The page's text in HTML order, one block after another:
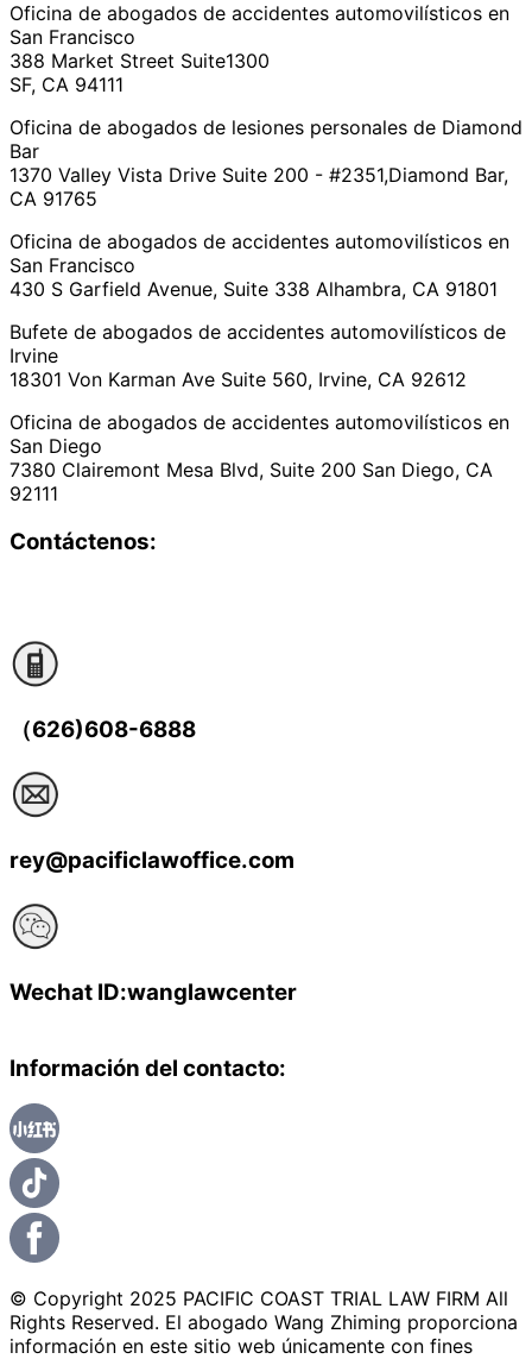
Oficina de abogados de accidentes automovilísticos en
San Francisco
388 Market Street Suite1300
SF, CA 94111
Oficina de abogados de lesiones personales de Diamond
Bar
1370 Valley Vista Drive Suite 200 - #2351,Diamond Bar,
CA 91765
Oficina de abogados de accidentes automovilísticos en
San Francisco
430 S Garfield Avenue, Suite 338 Alhambra, CA 91801
Bufete de abogados de accidentes automovilísticos de
Irvine
18301 Von Karman Ave Suite 560, Irvine, CA 92612
Oficina de abogados de accidentes automovilísticos en
San Diego
7380 Clairemont Mesa Blvd, Suite 200 San Diego, CA
92111
Contáctenos:
（626)608-6888
rey@pacificlawoffice.com
Wechat ID:wanglawcenter
Información del contacto:
© Copyright 2025 PACIFIC COAST TRIAL LAW FIRM All
Rights Reserved. El abogado Wang Zhiming proporciona
información en este sitio web únicamente con fines